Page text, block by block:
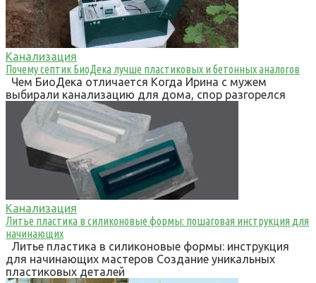
Канализация
Почему септик БиоДека лучше пластиковых и бетонных аналогов
Чем БиоДека отличается Когда Ирина с мужем
выбирали канализацию для дома, спор разгорелся
Канализация
Литье пластика в силиконовые формы: пошаговая инструкция для
начинающих
Литье пластика в силиконовые формы: инструкция
для начинающих мастеров Создание уникальных
пластиковых деталей